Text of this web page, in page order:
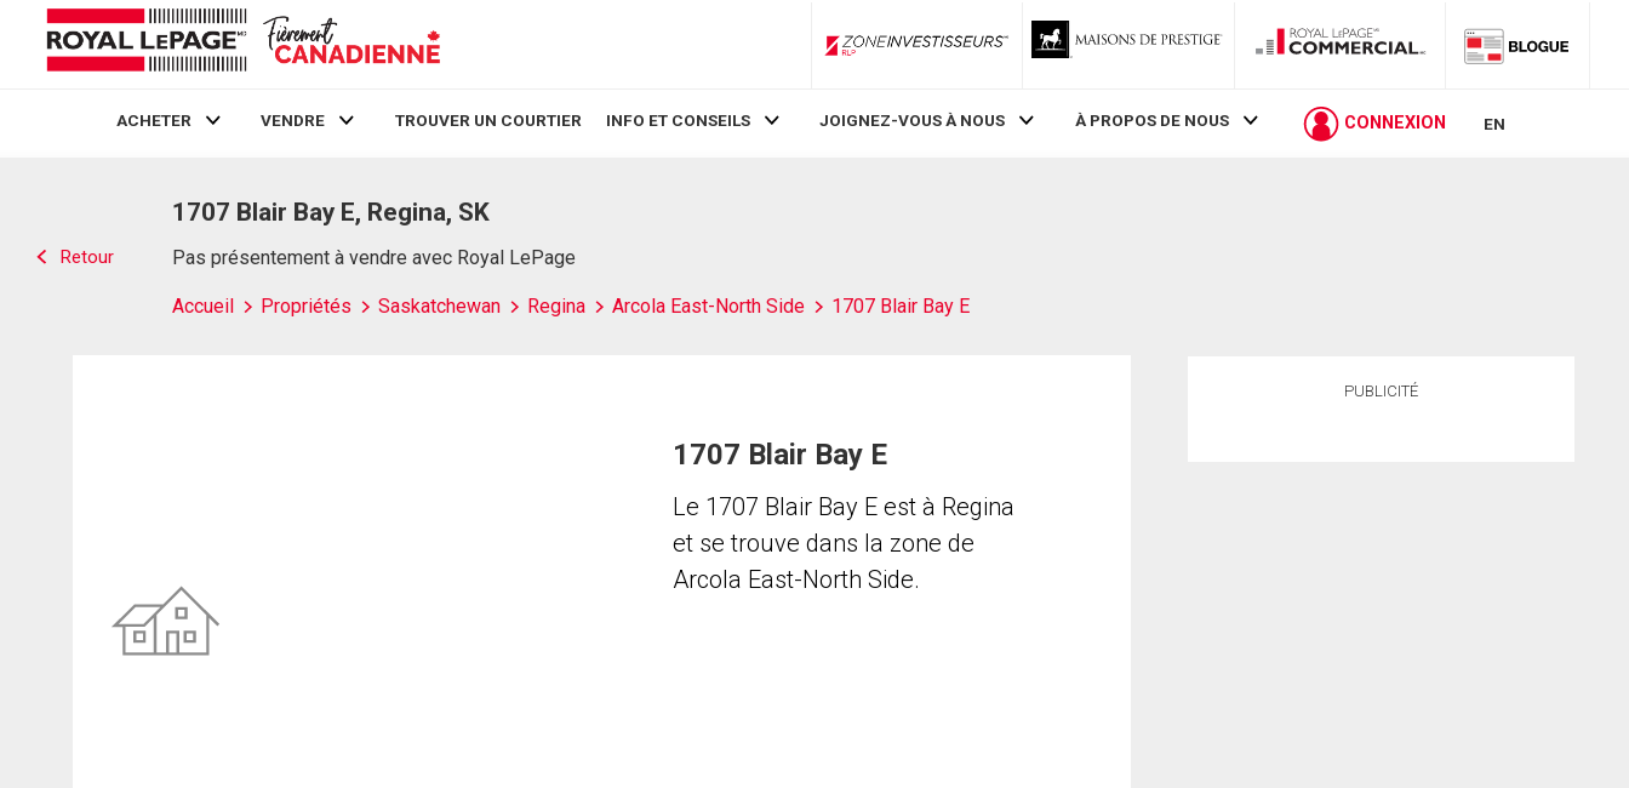
ZoneInvestisseurs RLP
ACHETER VENDRE TROUVER UN COURTIER INFO ET CONSEILS JOIGNEZ-VOUS À NOUS À PROPOS DE NOUS CONNEXION EN
Retour
1707 Blair Bay E, Regina, SK
Pas présentement à vendre avec Royal LePage
Accueil Propriétés Saskatchewan Regina Arcola East-North Side 1707 Blair Bay E
1707 Blair Bay E
Le 1707 Blair Bay E est à Regina
et se trouve dans la zone de
Arcola East-North Side.
PUBLICITÉ